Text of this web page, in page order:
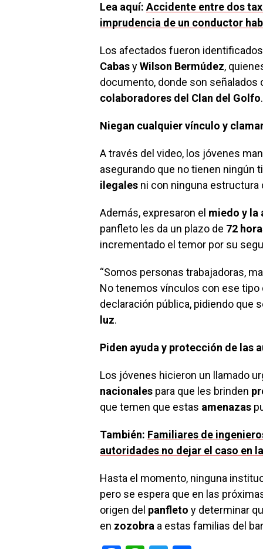
Lea aquí:Accidente entre dos
imprudencia de un conductor
Los afectados fueron
CabasyWilson Bermúdez,
documento, donde son
colaboradores del Clan del Golfo.
Niegan cualquier vínculo y
A través del video, los jóvenes
asegurando que no tienen ningún
ilegales ni con ninguna estructura
Además, expresaron el miedo y la
panfleto les da un plazo de 72
incrementado el temor por su
“Somos personas trabajadoras,
No tenemos vínculos con ese tipo
declaración pública, pidiendo que
luz.
Piden ayuda y protección de las
Los jóvenes hicieron un llamado
nacionales para que les brinden
que temen que estas amenazas
También: Familiares de
autoridades no dejar el caso en
Hasta el momento, ninguna
pero se espera que en las
origen del panfleto y determinar
en zozobra a estas familias del